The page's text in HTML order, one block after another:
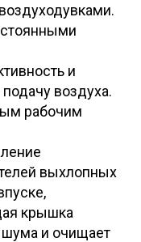
и
воздуха.
рабочим
выхлопных
крышка
шума и очищает